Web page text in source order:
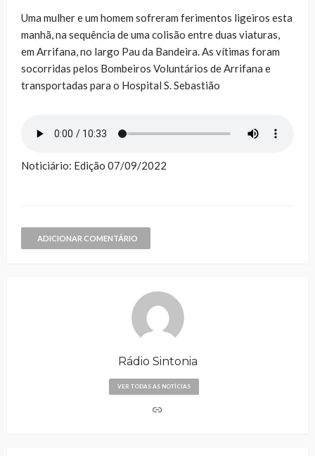
Uma mulher e um homem sofreram ferimentos ligeiros esta
manhã, na sequência de uma colisão entre duas viaturas,
em Arrifana, no largo Pau da Bandeira. As vítimas foram
socorridas pelos Bombeiros Voluntários de Arrifana e
transportadas para o Hospital S. Sebastião
Noticiário: Edição 07/09/2022
ADICIONAR COMENTÁRIO
Rádio Sintonia
VER TODAS AS NOTÍCIAS